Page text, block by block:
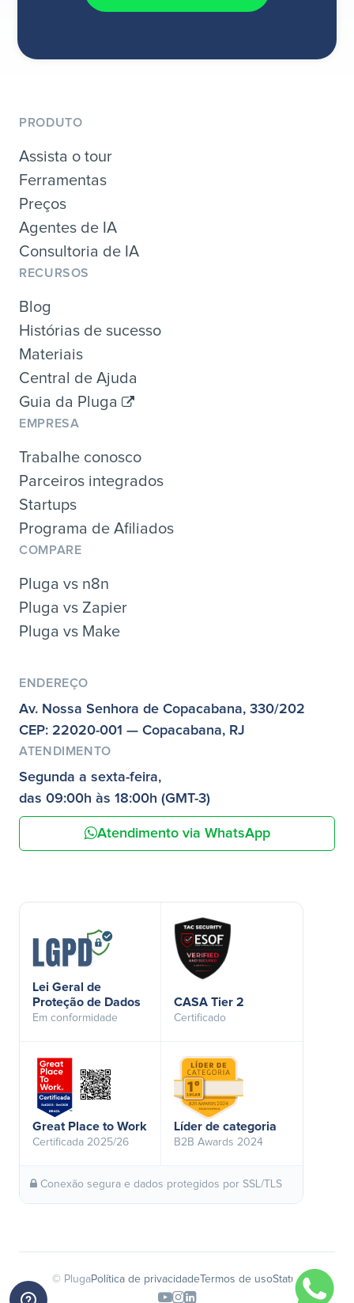
PRODUTO
Assista o tour
Ferramentas
Preços
Agentes de IA
Consultoria de IA
RECURSOS
Blog
Histórias de sucesso
Materiais
Central de Ajuda
Guia da Pluga
EMPRESA
Trabalhe conosco
Parceiros integrados
Startups
Programa de Afiliados
COMPARE
Pluga vs n8n
Pluga vs Zapier
Pluga vs Make
ENDEREÇO
Av. Nossa Senhora de Copacabana, 330/202
CEP: 22020-001 — Copacabana, RJ
ATENDIMENTO
Segunda a sexta-feira,
das 09:00h às 18:00h (GMT-3)
Atendimento via WhatsApp
Lei Geral de
Proteção de Dados
Em conformidade
CASA Tier 2
Certificado
Great Place to Work
Certificada 2025/26
Líder de categoria
B2B Awards 2024
Conexão segura e dados protegidos por SSL/TLS
© PlugaPolítica de privacidadeTermos de usoStatus